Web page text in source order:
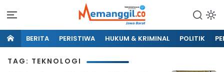
BERITA PERISTIWA HUKUM & KRIMINAL POLITIK
TAG: TEKNOLOGI